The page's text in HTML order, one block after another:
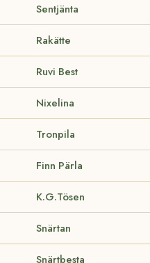
Sentjänta
Rakätte
Ruvi Best
Nixelina
Tronpila
Finn Pärla
K.G.Tösen
Snärtan
Snärtbesta